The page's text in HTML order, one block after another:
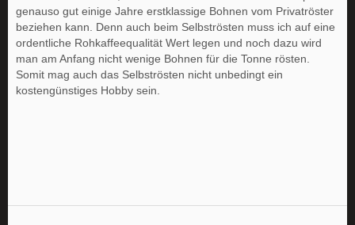
genauso gut einige Jahre erstklassige Bohnen vom Privatröster
beziehen kann. Denn auch beim Selbströsten muss ich auf eine
ordentliche Rohkaffeequalität Wert legen und noch dazu wird
man am Anfang nicht wenige Bohnen für die Tonne rösten.
Somit mag auch das Selbströsten nicht unbedingt ein
kostengünstiges Hobby sein.